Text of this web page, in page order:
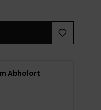
Abholort